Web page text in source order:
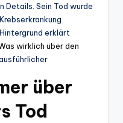
Details. Sein Tod wurde
erklärt
wirklich über den
über
Tod